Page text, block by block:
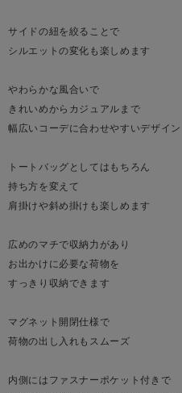
サイドの紐を絞ることで
シルエットの変化も楽しめます
やわらかな風合いで
きれいめからカジュアルまで
幅広いコーデに合わせやすいデザイン
トートバッグとしてはもちろん
持ち方を変えて
肩掛けや斜め掛けも楽しめます
広めのマチで収納力があり
お出かけに必要な荷物を
すっきり収納できます
マグネット開閉仕様で
荷物の出し入れもスムーズ
内側にはファスナーポケット付きで